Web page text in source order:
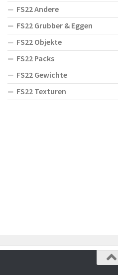
FS22 Andere
FS22 Grubber & Eggen
FS22 Objekte
FS22 Packs
FS22 Gewichte
FS22 Texturen